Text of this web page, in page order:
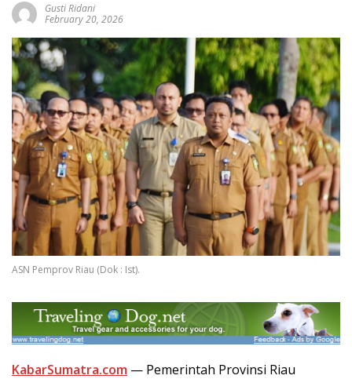
Gusti Ridani
February 20, 2026
ASN Pemprov Riau (Dok : Ist).
KabarSumatra.com — Pemerintah Provinsi Riau